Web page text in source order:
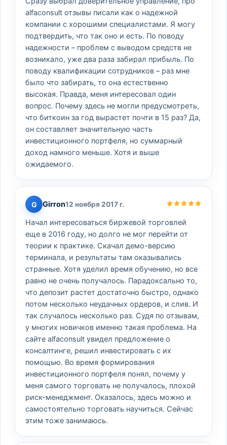
alfaconsult отзывы писали как о надежной
компании с хорошими специалистами. Я могу
подтвердить, что так оно и есть. По поводу
надежности – проблем с выводом средств не
возникало, уже два раза забирал прибыль. По
поводу квалификации сотрудников – раз мне
было что забирать, то она естественно
высокая. Правда, меня интересовал один
вопрос. Почему здесь не могли предусмотреть,
что биткоин за год вырастет почти в 15 раз? Да,
он составляет значительную часть
инвестиционного портфеля, но суммарный
доход намного меньше. Хотя и выше
ожидаемого.
G Girron12 ноября 2017 г.
Начал интересоваться биржевой торговлей
еще в 2016 году, но долго не мог перейти от
теории к практике. Скачал демо-версию
терминала, и результаты там оказывались
странные. Хотя уделил время обучению, но все
равно не очень получалось. Парадоксально то,
что депозит растет достаточно быстро, однако
потом несколько неудачных ордеров, и слив. И
так случалось несколько раз. Судя по отзывам,
у многих новичков именно такая проблема. На
сайте alfaconsult увидел предложение о
консалтинге, решил инвестировать с их
помощью. Во время формирования
инвестиционного портфеля понял, почему у
меня самого торговать не получалось, плохой
риск-менеджмент. Оказалось, здесь можно и
самостоятельно торговать научиться. Сейчас
этим тоже занимаюсь.